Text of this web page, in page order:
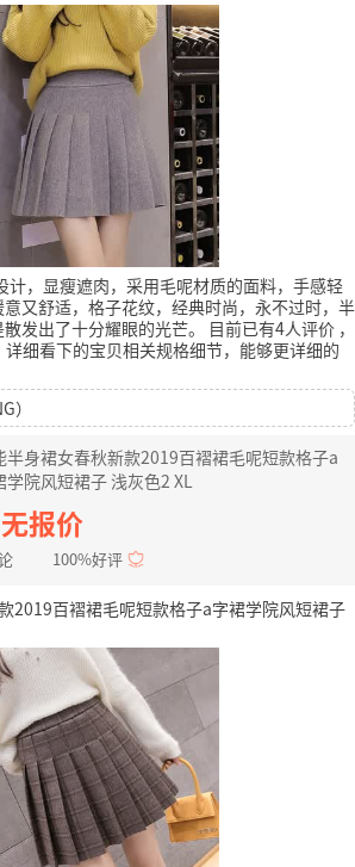
计，显瘦遮肉，采用毛呢材质的面料，手感轻
又舒适，格子花纹，经典时尚，永不过时，半
发出了十分耀眼的光芒。
目前已有4人评价 ，
详细看下的宝贝相关规格细节，能够更详细的
）
半身裙女春秋新款2019百褶裙毛呢短款格子a
学院风短裙子 浅灰色2 XL
报价
100%好评
2019百褶裙毛呢短款格子a字裙学院风短裙子